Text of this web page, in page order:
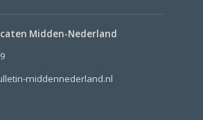
Midden-Nederland
middennederland.nl